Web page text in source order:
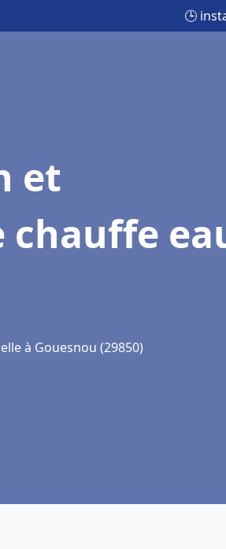
🕒
et
chauffe
à Gouesnou (29850)